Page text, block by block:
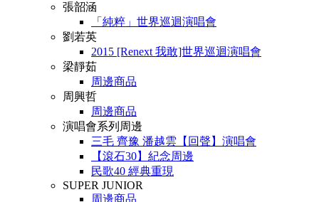
張韶涵
「純粹」世界巡迴演唱會
劉若英
2015 [Renext 我敢]世界巡迴演唱會
梁靜茹
周邊商品
周興哲
周邊商品
演唱會系列周邊
三毛 齊豫 潘越雲【回聲】演唱會
【滾石30】紀念周邊
民歌40 經典重現
SUPER JUNIOR
周邊商品